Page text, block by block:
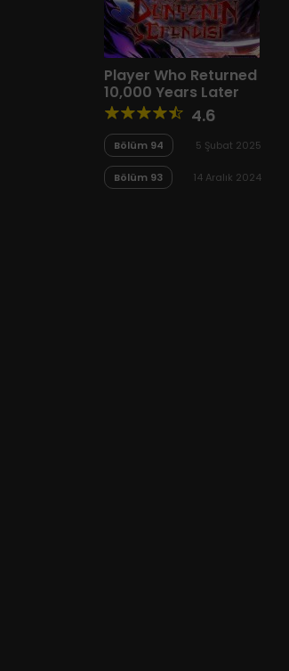
Player Who Returned
10,000 Years Later
4.6
Bölüm 94 5 Şubat 2025
Bölüm 93 14 Aralık 2024